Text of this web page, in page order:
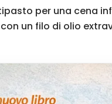
per una cena
un filo di olio